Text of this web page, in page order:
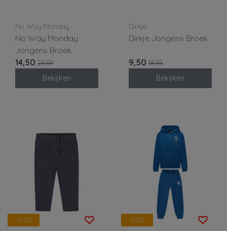
No Way Monday
No Way Monday
Jongens Broek
14,50 28,99
Bekijken
Dirkje
Dirkje Jongens Broek
9,50 18,99
Bekijken
-50% -50%